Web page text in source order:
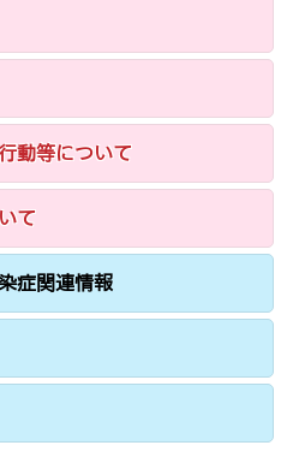
動等について
て
症関連情報